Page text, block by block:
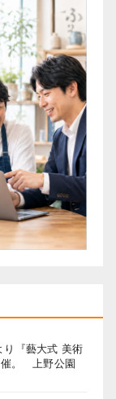
り『藝大式 美術
催。 上野公園